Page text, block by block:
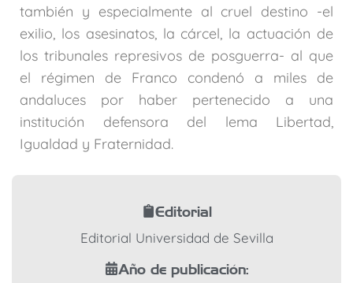
también y especialmente al cruel destino -el
exilio, los asesinatos, la cárcel, la actuación de
los tribunales represivos de posguerra- al que
el régimen de Franco condenó a miles de
andaluces por haber pertenecido a una
institución defensora del lema Libertad,
Igualdad y Fraternidad.
Editorial
Editorial Universidad de Sevilla
Año de publicación: